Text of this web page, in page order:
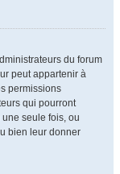
du forum
peut appartenir à
permissions
qui pourront
seule fois, ou
bien leur donner